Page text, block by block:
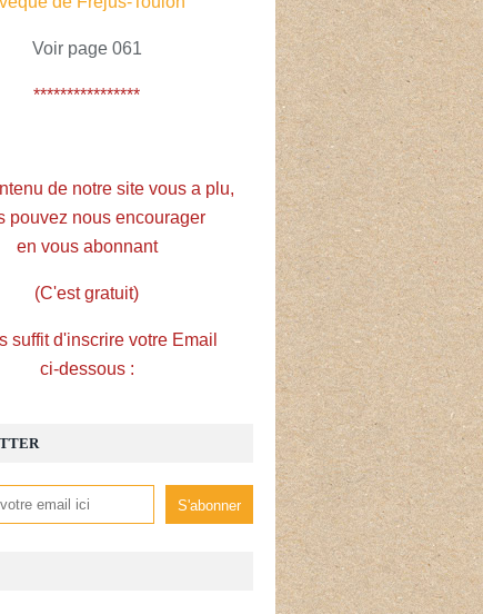
Voir page 061
****************
de notre site vous a plu,
pouvez nous encourager
en vous abonnant
(C'est gratuit)
suffit d'inscrire votre Email
ci-dessous :